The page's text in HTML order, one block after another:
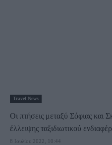
Travel News
Οι πτήσεις μεταξύ Σόφιας και
έλλειψης ταξιδιωτικού
8 Ιουλίου 2022, 10:44